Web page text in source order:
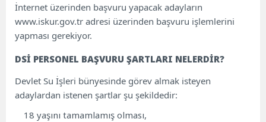
İnternet üzerinden başvuru yapacak adayların
www.iskur.gov.tr adresi üzerinden başvuru işlemlerini
yapması gerekiyor.
DSİ PERSONEL BAŞVURU ŞARTLARI NELERDİR?
Devlet Su İşleri bünyesinde görev almak isteyen
adaylardan istenen şartlar şu şekildedir:
18 yaşını tamamlamış olması,